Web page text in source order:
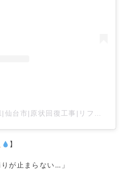
】
が止まらない…」